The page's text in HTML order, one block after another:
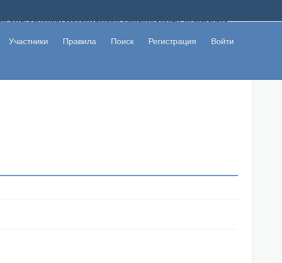
дому с высоким доходом помимо основной работы, не вкладывая
не попались на развод. Вы сможете начать зарабатывать
и первая прибыль не заставит себя долго ждать.
Участники Правила Поиск Регистрация Войти